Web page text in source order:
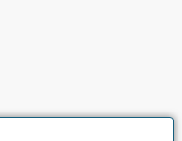
à l'Intelligence